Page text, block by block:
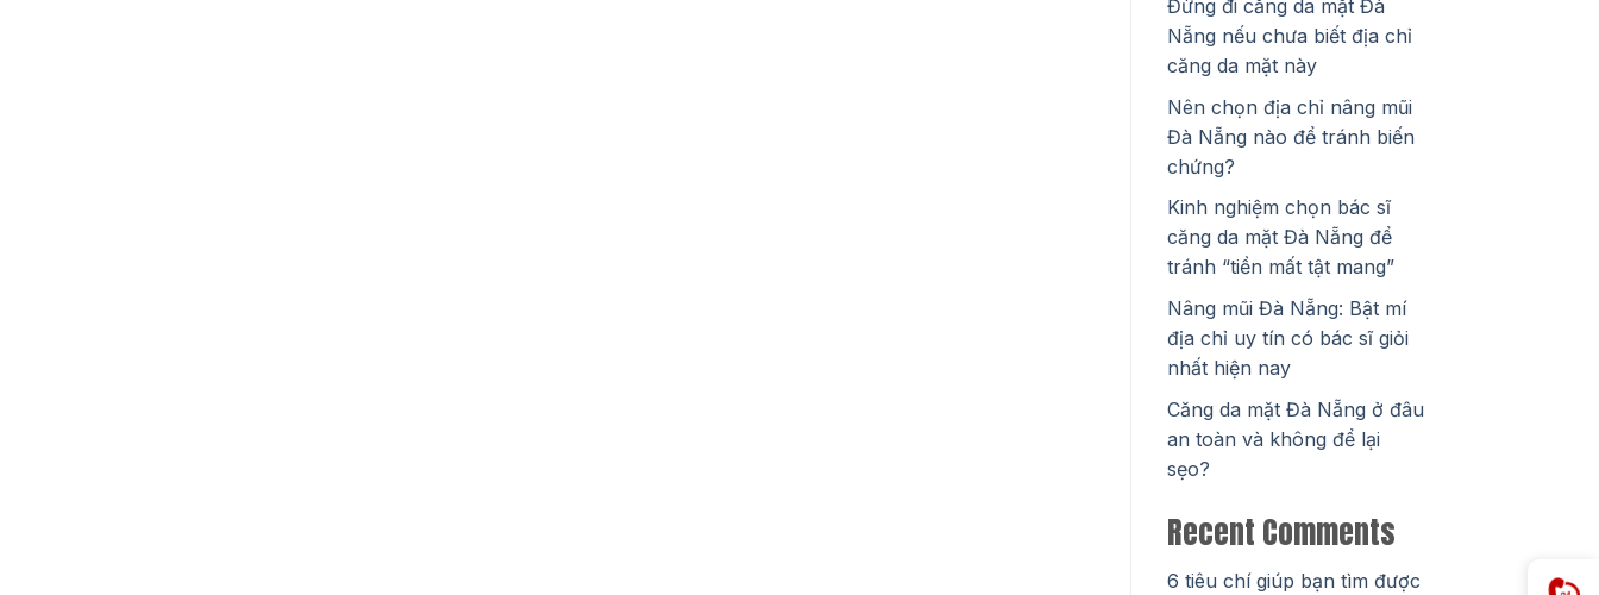
Đừng đi căng da mặt Đà
Nẵng nếu chưa biết địa chỉ
căng da mặt này
Nên chọn địa chỉ nâng mũi
Đà Nẵng nào để tránh biến
chứng?
Kinh nghiệm chọn bác sĩ
căng da mặt Đà Nẵng để
tránh “tiền mất tật mang”
Nâng mũi Đà Nẵng: Bật mí
địa chỉ uy tín có bác sĩ giỏi
nhất hiện nay
Căng da mặt Đà Nẵng ở đâu
an toàn và không để lại
sẹo?
Recent Comments
6 tiêu chí giúp bạn tìm được